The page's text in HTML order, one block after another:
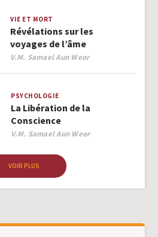
VIE ET MORT
Révélations sur les
voyages de l’âme
Author
V.M. Samael Aun Weor
PSYCHOLOGIE
La Libération de la
Conscience
Author
V.M. Samael Aun Weor
VOIR PLUS